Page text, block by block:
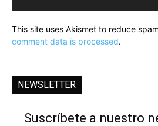
This site uses Akismet to reduce
comment data is processed.
NEWSLETTER
Suscríbete a nuestro